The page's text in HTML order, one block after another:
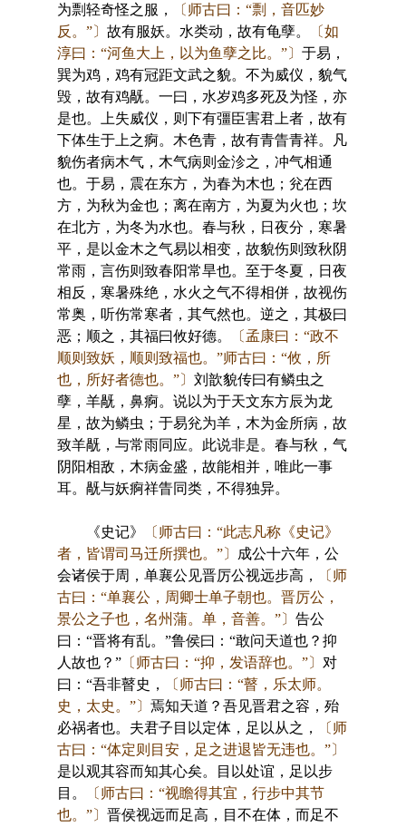
为剽轻奇怪之服，
〔师古曰：“剽，音匹妙
反。”〕 故有服妖。水类动，故有龟孽。
〔如
淳曰：“河鱼大上，以为鱼孽之比。”〕 于易，
巽为鸡，鸡有冠距文武之貌。不为威仪，貌气
毁，故有鸡旤。一曰，水岁鸡多死及为怪，亦
是也。上失威仪，则下有彊臣害君上者，故有
下体生于上之痾。木色青，故有青眚青祥。凡
貌伤者病木气，木气病则金沴之，冲气相通
也。于易，震在东方，为春为木也；兊在西
方，为秋为金也；离在南方，为夏为火也；坎
在北方，为冬为水也。春与秋，日夜分，寒暑
平，是以金木之气易以相变，故貌伤则致秋阴
常雨，言伤则致春阳常旱也。至于冬夏，日夜
相反，寒暑殊绝，水火之气不得相併，故视伤
常奥，听伤常寒者，其气然也。逆之，其极曰
恶；顺之，其福曰攸好德。
〔孟康曰：“政不
顺则致妖，顺则致福也。”师古曰：“攸，所
也，所好者德也。”〕 刘歆貌传曰有鳞虫之
孽，羊旤，鼻痾。说以为于天文东方辰为龙
星，故为鳞虫；于易兊为羊，木为金所病，故
致羊旤，与常雨同应。此说非是。春与秋，气
阴阳相敌，木病金盛，故能相并，唯此一事
耳。旤与妖痾祥眚同类，不得独异。
《史记》
〔师古曰：“此志凡称《史记》
者，皆谓司马迁所撰也。”〕
成公十六年，公
会诸侯于周，单襄公见晋厉公视远步高，
〔师
古曰：“单襄公，周卿士单子朝也。晋厉公，
景公之子也，名州蒲。单，音善。”〕 告公
曰：“晋将有乱。”鲁侯曰：“敢问天道也？抑
人故也？”〔师古曰：“抑，发语辞也。”〕 对
曰：“吾非瞽史，
〔师古曰：“瞽，乐太师。
史，太史。”〕 焉知天道？吾见晋君之容，殆
必祸者也。夫君子目以定体，足以从之，
〔师
古曰：“体定则目安，足之进退皆无违也。”〕
是以观其容而知其心矣。目以处谊，足以步
目。
〔师古曰：“视瞻得其宜，行步中其节
也。”〕 晋侯视远而足高，目不在体，而足不